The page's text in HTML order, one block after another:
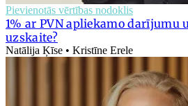
Pievienotās vērtības nodoklis
1% ar PVN apliekamo darījumu
uzskaite?
Natālija Ķīse • Kristīne Erele